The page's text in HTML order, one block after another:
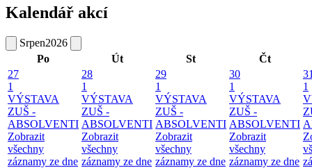
Kalendář akcí
Srpen2026
Po
Út St
Čt
27
1
VÝSTAVA
ZUŠ -
ABSOLVENTI
Zobrazit
všechny
záznamy ze dne
28
1
VÝSTAVA
ZUŠ -
ABSOLVENTI
Zobrazit
všechny
záznamy ze dne
29
1
VÝSTAVA
ZUŠ -
ABSOLVENTI
Zobrazit
všechny
záznamy ze dne
30
1
VÝSTAVA
ZUŠ -
ABSOLVENTI
Zobrazit
všechny
záznamy ze dne
1